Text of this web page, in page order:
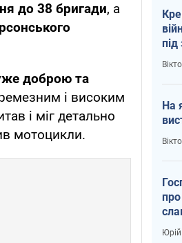
до 38 бригади, а
доброю та
і високим
і міг детально
мотоцикли.
На